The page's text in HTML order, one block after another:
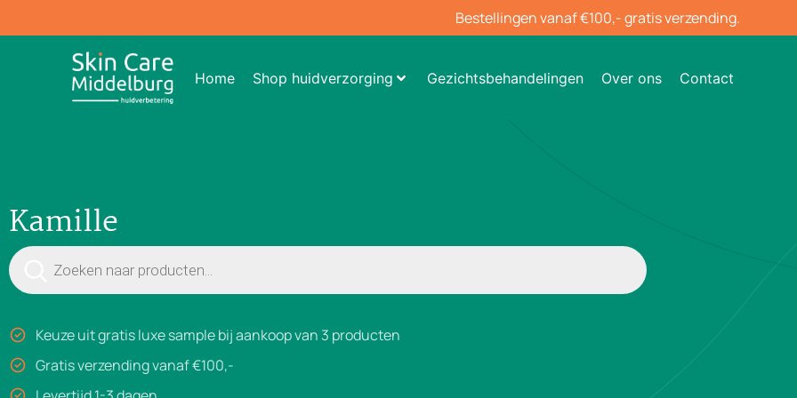
Bestellingen vanaf €100,- gratis verzending.
Home Shop huidverzorging Gezichtsbehandelingen Over ons Contact
Kamille
Keuze uit gratis luxe sample bij aankoop van 3 producten
Gratis verzending vanaf €100,-